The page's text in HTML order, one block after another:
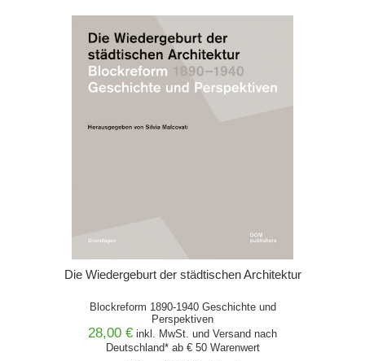
Die Wiedergeburt der städtischen Architektur
Blockreform 1890-1940 Geschichte und
Perspektiven
28,00 € inkl. MwSt. und Versand nach
Deutschland* ab € 50 Warenwert